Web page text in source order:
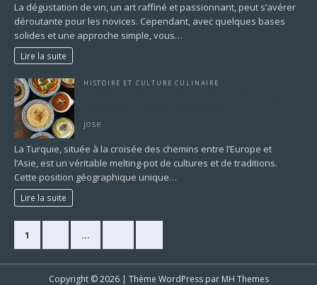
La dégustation de vin, un art raffiné et passionnant, peut s’avérer
déroutante pour les novices. Cependant, avec quelques bases
solides et une approche simple, vous…
Lire la suite
HISTOIRE ET CULTURE CULINAIRE
jose
La Turquie, située à la croisée des chemins entre l’Europe et
l’Asie, est un véritable melting-pot de cultures et de traditions.
Cette position géographique unique…
Lire la suite
1 …
Copyright © 2026 | Thème WordPress par MH Themes